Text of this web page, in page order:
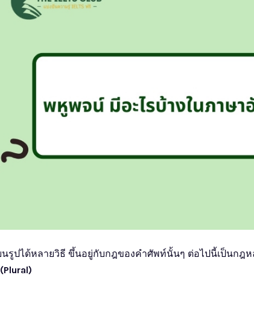
รูปได้หลายวิธี ขึ้นอยู่กับกฎของคำศัพท์นั้นๆ ต่อไปนี้เป็นกฎ